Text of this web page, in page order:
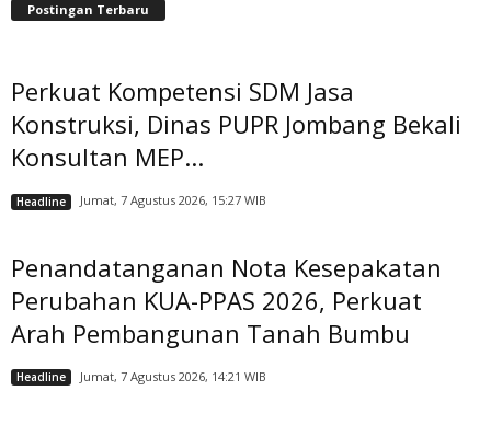
Postingan Terbaru
Perkuat Kompetensi SDM Jasa
Konstruksi, Dinas PUPR Jombang Bekali
Konsultan MEP...
Headline Jumat, 7 Agustus 2026, 15:27 WIB
Penandatanganan Nota Kesepakatan
Perubahan KUA-PPAS 2026, Perkuat
Arah Pembangunan Tanah Bumbu
Headline Jumat, 7 Agustus 2026, 14:21 WIB